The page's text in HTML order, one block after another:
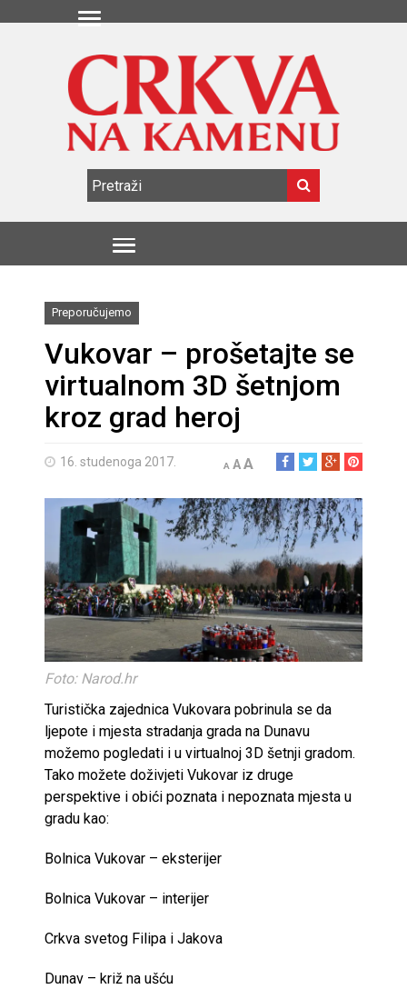
Preporučujemo
Vukovar – prošetajte se
virtualnom 3D šetnjom
kroz grad heroj
16. studenoga 2017. A AA
Foto: Narod.hr
Turistička zajednica Vukovara pobrinula se da
ljepote i mjesta stradanja grada na Dunavu
možemo pogledati i u virtualnoj 3D šetnji gradom.
Tako možete doživjeti Vukovar iz druge
perspektive i obići poznata i nepoznata mjesta u
gradu kao:
Bolnica Vukovar – eksterijer
Bolnica Vukovar – interijer
Crkva svetog Filipa i Jakova
Dunav – križ na ušću